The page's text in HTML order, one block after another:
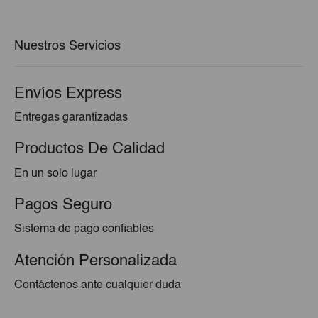
Nuestros Servicios
Envíos Express
Entregas garantizadas
Productos De Calidad
En un solo lugar
Pagos Seguro
Sistema de pago confiables
Atención Personalizada
Contáctenos ante cualquier duda